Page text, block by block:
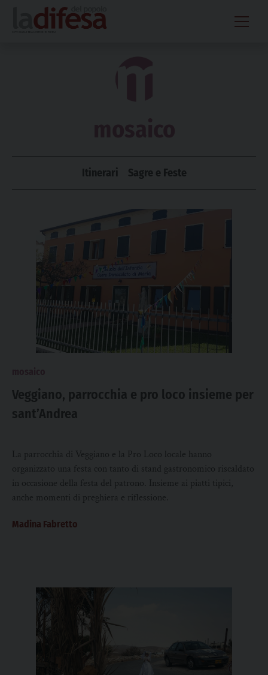
content
Itinerari Sagre e Feste
Veggiano, parrocchia e pro loco insieme per
sant’Andrea
La parrocchia di Veggiano e la Pro Loco locale hanno
organizzato una festa con tanto di stand gastronomico riscaldato
in occasione della festa del patrono. Insieme ai piatti tipici,
anche momenti di preghiera e riflessione.
Madina Fabretto